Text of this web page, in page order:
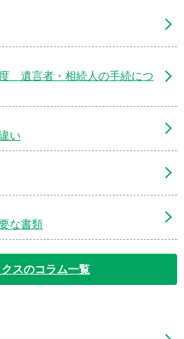
遺言者・相続人の手続につ
い
な書類
クスのコラム一覧